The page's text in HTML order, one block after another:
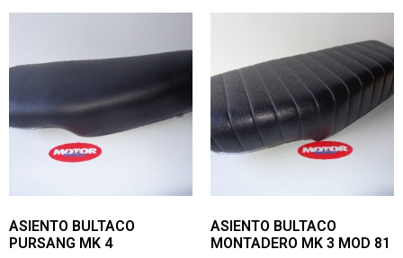
ASIENTO BULTACO
PURSANG MK 4
ASIENTO BULTACO
MONTADERO MK 3 MOD 81